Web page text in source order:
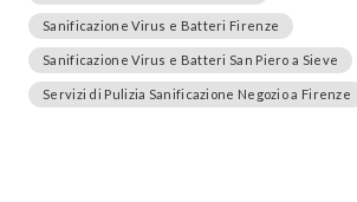
Sanificazione Virus e Batteri Firenze
Sanificazione Virus e Batteri San Piero a Sieve
Servizi di Pulizia Sanificazione Negozio a Firenze